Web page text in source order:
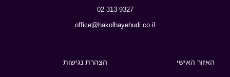
02-313-9327
office@hakolhayehudi.co.il
האזור האישי הצהרת נגישות